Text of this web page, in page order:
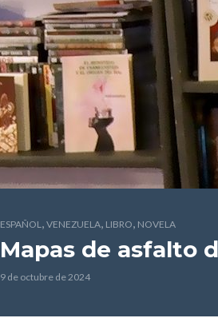
ESPAÑOL, VENEZUELA, LIBRO, NOVELA
Mapas de asfalto
9 de octubre de 2024